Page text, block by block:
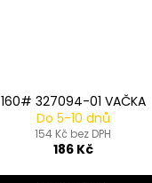
160# 327094-01 VAČKA
Do 5-10 dnů
154 Kč bez DPH
186 Kč